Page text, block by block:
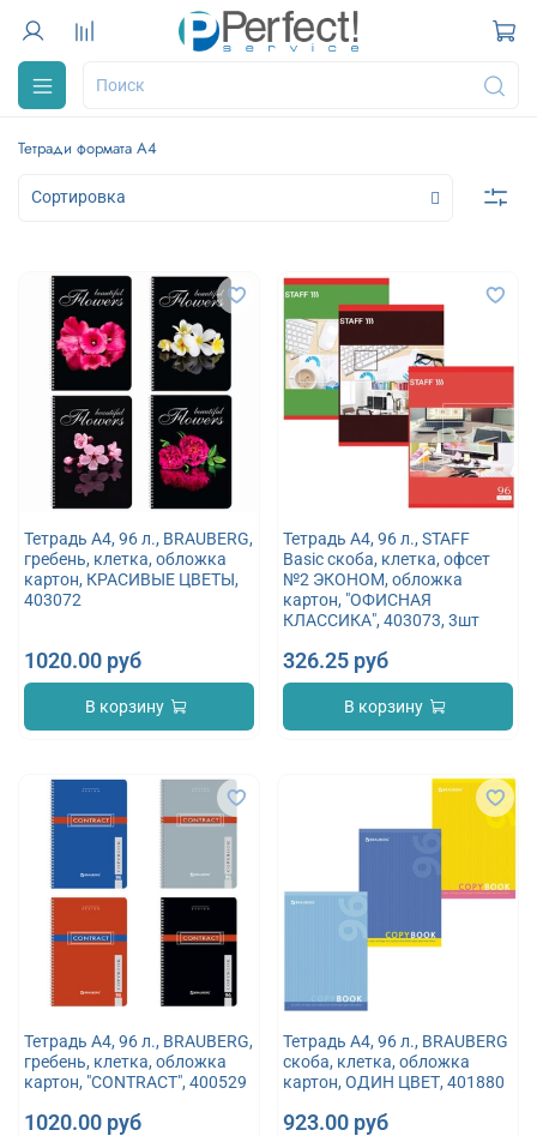
Тетради формата А4
Тетрадь А4, 96 л., BRAUBERG,
гребень, клетка, обложка
картон, КРАСИВЫЕ ЦВЕТЫ,
403072
1020.00 руб
В корзину
Тетрадь А4, 96 л., STAFF
Basic скоба, клетка, офсет
№2 ЭКОНОМ, обложка
картон, "ОФИСНАЯ
КЛАССИКА", 403073, 3шт
326.25 руб
В корзину
Тетрадь А4, 96 л., BRAUBERG,
гребень, клетка, обложка
картон, "CONTRACT", 400529
1020.00 руб
Тетрадь А4, 96 л., BRAUBERG
скоба, клетка, обложка
картон, ОДИН ЦВЕТ, 401880
923.00 руб